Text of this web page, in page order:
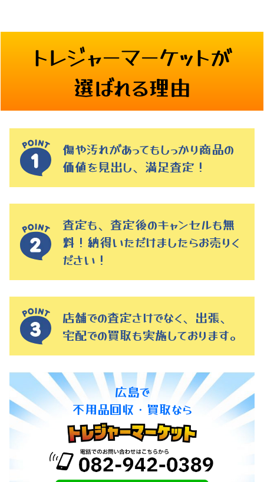
トレジャーマーケットが
選ばれる理由
傷や汚れがあってもしっかり商品の
価値を見出し、満足査定！
査定も、査定後のキャンセルも無
料！納得いただけましたらお売りく
ださい！
店舗での査定さけでなく、出張、
宅配での買取も実施しております。
広島で
不用品回収・買取なら